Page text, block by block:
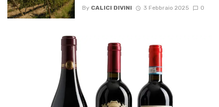
By CALICI DIVINI 3 Febbraio 2025 0